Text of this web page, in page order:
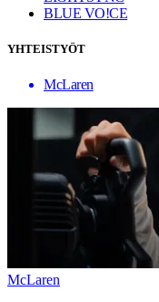
BLUE VO!CE
YHTEISTYÖT
McLaren
McLaren